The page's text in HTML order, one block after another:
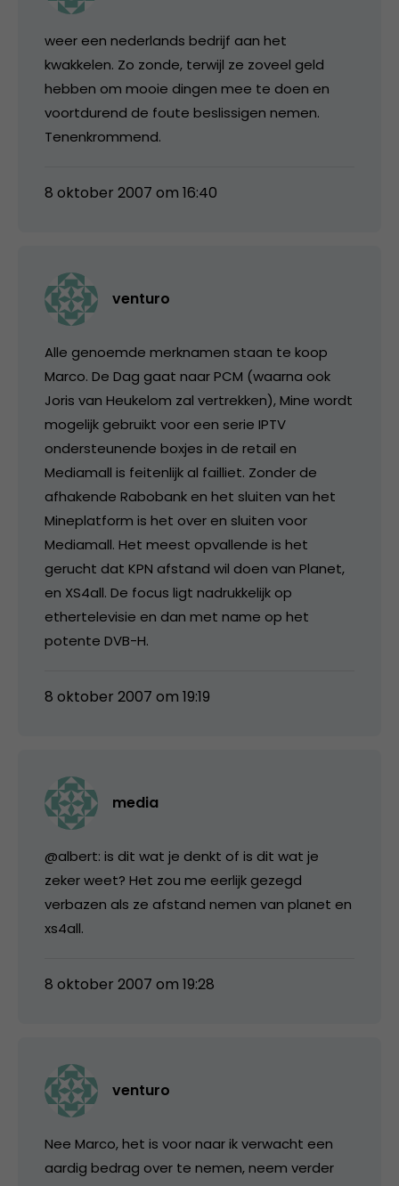
weer een nederlands bedrijf aan het
kwakkelen. Zo zonde, terwijl ze zoveel geld
hebben om mooie dingen mee te doen en
voortdurend de foute beslissigen nemen.
Tenenkrommend.
8 oktober 2007 om 16:40
venturo
Alle genoemde merknamen staan te koop
Marco. De Dag gaat naar PCM (waarna ook
Joris van Heukelom zal vertrekken), Mine wordt
mogelijk gebruikt voor een serie IPTV
ondersteunende boxjes in de retail en
Mediamall is feitenlijk al failliet. Zonder de
afhakende Rabobank en het sluiten van het
Mineplatform is het over en sluiten voor
Mediamall. Het meest opvallende is het
gerucht dat KPN afstand wil doen van Planet,
en XS4all. De focus ligt nadrukkelijk op
ethertelevisie en dan met name op het
potente DVB-H.
8 oktober 2007 om 19:19
media
@albert: is dit wat je denkt of is dit wat je
zeker weet? Het zou me eerlijk gezegd
verbazen als ze afstand nemen van planet en
xs4all.
8 oktober 2007 om 19:28
venturo
Nee Marco, het is voor naar ik verwacht een
aardig bedrag over te nemen, neem verder